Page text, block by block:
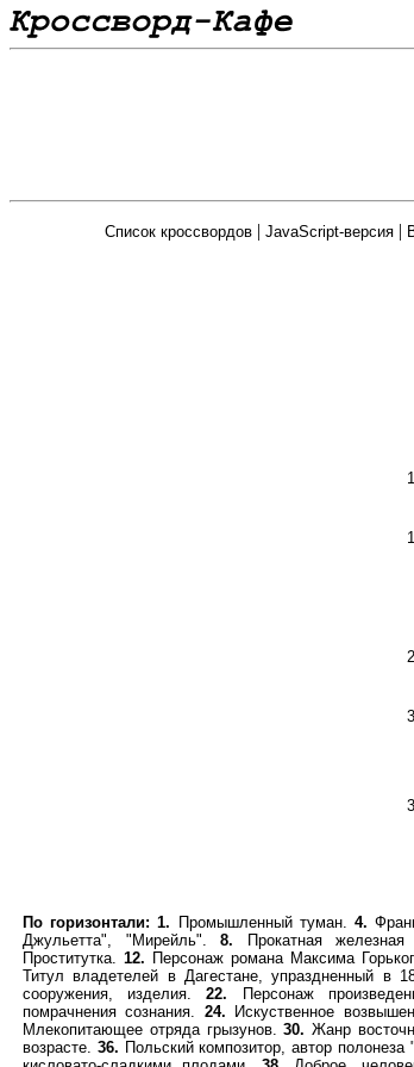
Список кроссвордов | JavaScript-версия |
По горизонтали:1. Промышленный туман. 4.
Джульетта", "Мирейль".8. Прокатная
Проститутка. 12. Персонаж романа Максима
Титул владетелей в Дагестане, упраздненный в
сооружения, изделия.22. Персонаж
помрачнения сознания. 24. Искуственное
Млекопитающее отряда грызунов.30. Жанр
возрасте. 36. Польский композитор, автор